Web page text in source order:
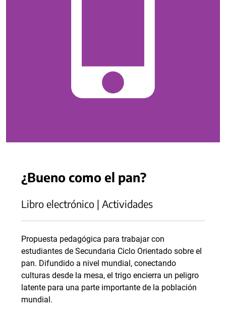
¿Bueno como el pan?
Libro electrónico | Actividades
Propuesta pedagógica para trabajar con
estudiantes de Secundaria Ciclo Orientado sobre el
pan. Difundido a nivel mundial, conectando
culturas desde la mesa, el trigo encierra un peligro
latente para una parte importante de la población
mundial.